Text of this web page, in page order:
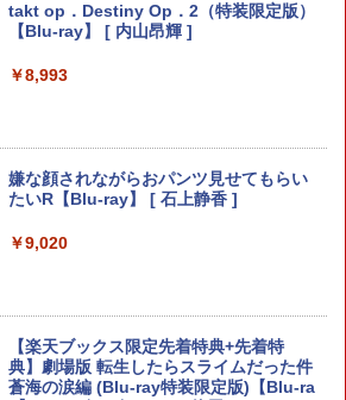
Nintendo Switch 2 オールインボックス
グケース 耐衝撃 大容量収納 Switch 保護
ケース 収納バッグ ニンテンドー スイッ
ームカード
ホリ 【Switch2】マリオカートレーシン
グホイール for Nintendo Switch2 [NSX
The Blood of Dawnwalker 【PS5】 EL
JM-30962
￥8,321
【特典】EA SPORTS FC 27 PS5版
(【先着購入封入特典】DLC引換コード)
￥8,329
【8/10限定最大3000円OFFクーポン発行
＆エントリーでP4倍！更に全商品ポイン
ト3倍！】 Brook Wingman FGC コンバ
【中古】S彼×Night 友達以上恋人未満の
S彼編 咲間慧(CV:佐和真中)
￥330
【中古】退屈娘は更生できない / 土門熱
&千渡レナド
￥449
【中古】ルイージマンション2
￥468
takt op．Destiny Op．2（特装限定版）
【Blu-ray】 [ 内山昂輝 ]
￥8,993
嫌な顔されながらおパンツ見せてもらい
たいR【Blu-ray】 [ 石上静香 ]
￥9,020
【楽天ブックス限定先着特典+先着特
典】劇場版 転生したらスライムだった件
蒼海の涙編 (Blu-ray特装限定版)【Blu-ra